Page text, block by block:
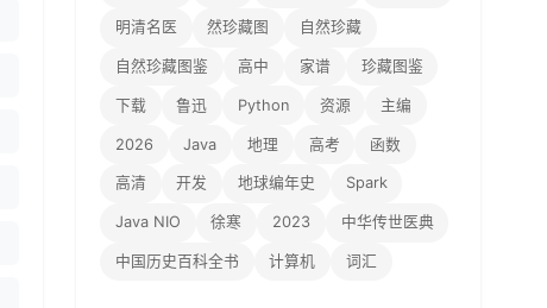
明清名医 然珍藏图 自然珍藏
自然珍藏图鉴 高中 家谱 珍藏图鉴
下载 鲁迅 Python 资源 主编
2026 Java 地理 高考 函数
高清 开发 地球编年史 Spark
Java NIO 徐寒 2023 中华传世医典
中国历史百科全书 计算机 词汇